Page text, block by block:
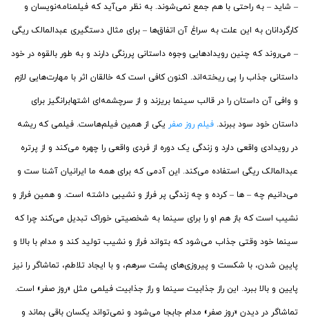
– شاید – به راحتی با هم جمع نمی‌شوند. به نظر می‌آید که فیلمنامه‌نویسان و
کارگردانان به این علت به سراغ آن اتفاق‌ها – برای مثال دستگیری عبدالمالک ریگی
– می‌روند که چنین رویدادهایی وجوه داستانی پررنگی دارند و به طور بالقوه در خود
داستانی جذاب را پی ریخته‌اند. اکنون کافی است که خالقان اثر با مهارت‌هایی لازم
و وافی آن داستان را در قالب سینما بریزند و از سرچشمه‌ای اشتهابرانگیز برای
داستان خود سود ببرند. فیلم روز صفر یکی از همین فیلم‌هاست. فیلمی که ریشه
در رویدادی واقعی دارد و زندگی یک دوره از فردی واقعی را چهره می‌کند و از پرتره
عبدالمالک ریگی استفاده می‌کند. این آدمی که برای همه ما ایرانیان آشنا ست و
می‌دانیم چه – ها – کرده و چه زندگی پر فراز و نشیبی داشته است. و همین فراز و
نشیب است که باز هم او را برای سینما به شخصیتی خوراک تبدیل می‌کند چرا که
سینما خود وقتی جذاب می‌شود که بتواند فراز و نشیب تولید کند و مدام با بالا و
پایین شدن، با شکست و پیروزی‌های پشت سرهم، و با ایجاد تلاطم، تماشاگر را نیز
پایین و بالا ببرد. این راز جذابیت سینما و راز جذابیت فیلمی مثل «روز صفر» است.
تماشاگر در دیدن «روز صفر» مدام جابجا می‌شود و نمی‌تواند یکسان باقی بماند و